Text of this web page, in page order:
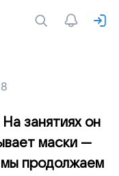
занятиях он
маски —
мы продолжаем